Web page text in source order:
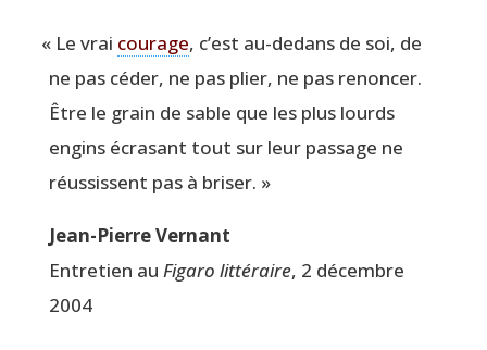
« Le vrai cou­rage, c’est au-dedans de soi, de
ne pas céder, ne pas plier, ne pas renon­cer.
Être le grain de sable que les plus lourds
engins écra­sant tout sur leur pas­sage ne
réus­sissent pas à briser. »
Jean-Pierre Ver­nant
Entre­tien au Figa­ro lit­té­raire, 2 décembre
2004